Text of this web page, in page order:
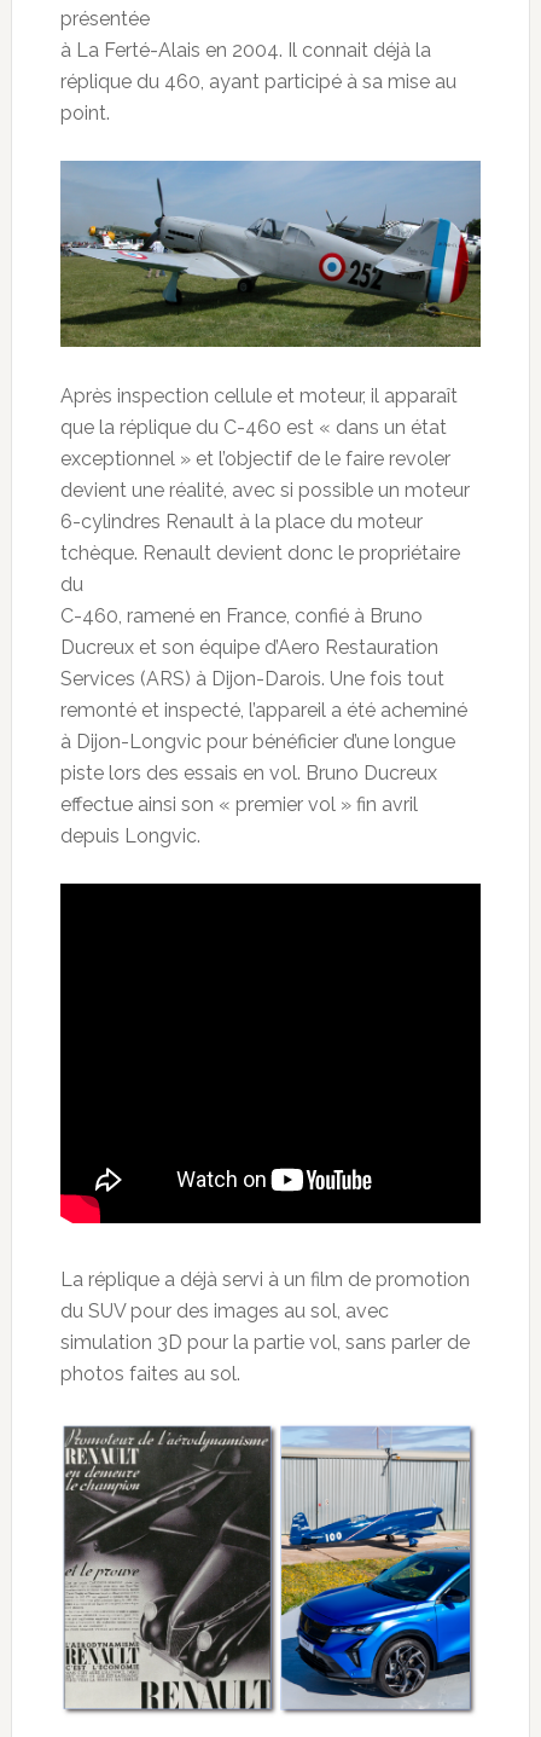
présentée
à La Ferté-Alais en 2004. Il connait déjà la
réplique du 460, ayant participé à sa mise au
point.
Après inspection cellule et moteur, il apparaît
que la réplique du C-460 est « dans un état
exceptionnel » et l’objectif de le faire revoler
devient une réalité, avec si possible un moteur
6-cylindres Renault à la place du moteur
tchèque. Renault devient donc le propriétaire
du
C-460, ramené en France, confié à Bruno
Ducreux et son équipe d’Aero Restauration
Services (ARS) à Dijon-Darois. Une fois tout
remonté et inspecté, l’appareil a été acheminé
à Dijon-Longvic pour bénéficier d’une longue
piste lors des essais en vol. Bruno Ducreux
effectue ainsi son « premier vol » fin avril
depuis Longvic.
La réplique a déjà servi à un film de promotion
du SUV pour des images au sol, avec
simulation 3D pour la partie vol, sans parler de
photos faites au sol.